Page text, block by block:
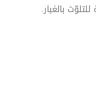
بالغبار.